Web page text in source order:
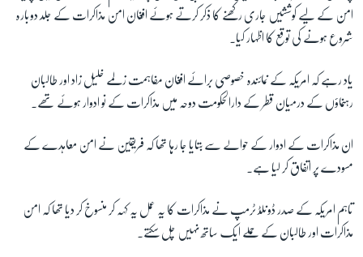
امن کے لیے کوششیں جاری رکھنے کا ذکر کرتے ہوئے افغان امن مذاکرات کے جلد دوبارہ
شروع ہونے کی توقع کا اظہار کیا۔
یاد رہے کہ امریکہ کے نمائندہ خصوصی برائے افغان مفاہمت زلمے خلیل زاد اور طالبان
رہنماؤں کے درمیان قطر کے دارالحکومت دوحہ میں مذاکرات کے نو ادوار ہوئے تھے۔
ان مذاکرات کے ادوار کے حوالے سے بتایا جا رہا تھا کہ فریقین نے امن معاہدے کے
مسودے پر اتفاق کر لیا ہے۔
تاہم امریکہ کے صدر ڈونلڈ ٹرمپ نے مذاکرات کا یہ عمل یہ کہہ کر منسوخ کر دیا تھا کہ امن
مذاکرات اور طالبان کے حملے ایک ساتھ نہیں چل سکتے۔